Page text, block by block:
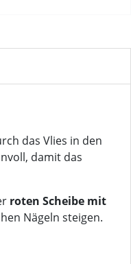
das Vlies in den
damit das
roten Scheibe mit
Nägeln steigen.